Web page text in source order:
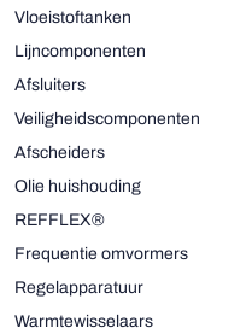
Vloeistoftanken
Lijncomponenten
Afsluiters
Veiligheidscomponenten
Afscheiders
Olie huishouding
REFFLEX®
Frequentie omvormers
Regelapparatuur
Warmtewisselaars